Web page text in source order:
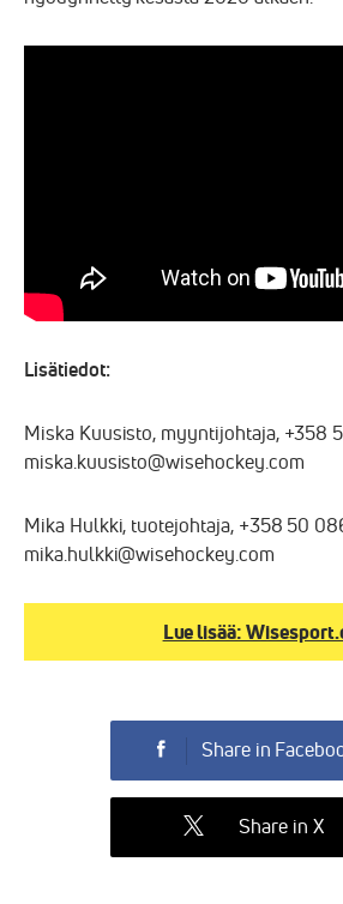
Lisätiedot:
Miska Kuusisto, myyntijohtaja, +358
miska.kuusisto@wisehockey.com
Mika Hulkki, tuotejohtaja, +358 50
mika.hulkki@wisehockey.com
Lue lisää:
Share in
Share in X